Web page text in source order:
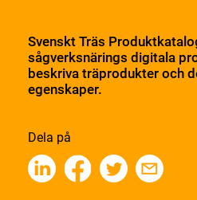
Svenskt Träs
sågverksnärings digitala
beskriva träprodukter och
egenskaper.
Dela på